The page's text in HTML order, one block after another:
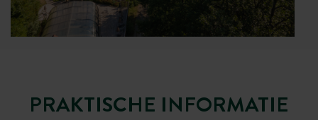
PRAKTISCHE INFORMATIE